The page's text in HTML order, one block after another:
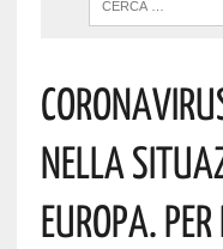
Nella
Europa.